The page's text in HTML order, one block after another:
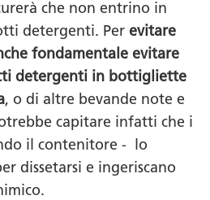
che non entrino in
detergenti. Per evitare
fondamentale evitare
detergenti in bottigliette
, o di altre bevande note e
capitare infatti che i
il contenitore - lo
dissetarsi e ingeriscano